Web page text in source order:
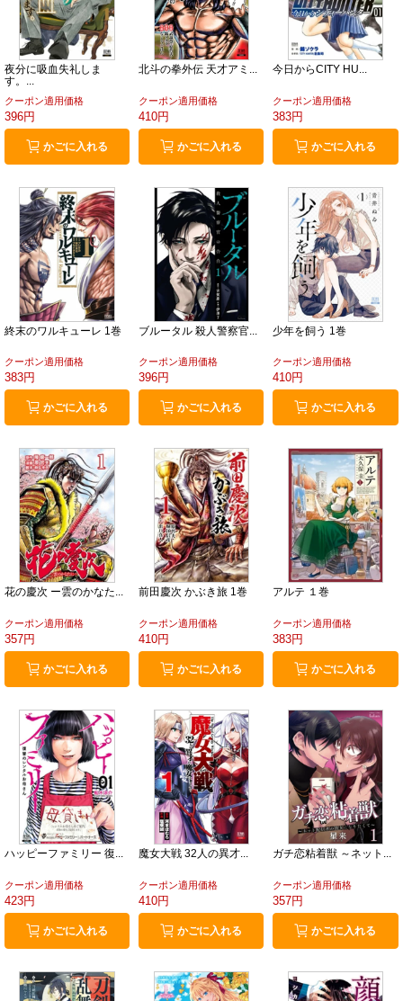
夜分に吸血失礼しま
す。...
クーポン適用価格
396円
かごに入れる
北斗の拳外伝 天才アミ...
クーポン適用価格
410円
かごに入れる
今日からCITY HU...
クーポン適用価格
383円
かごに入れる
終末のワルキューレ 1巻
クーポン適用価格
383円
かごに入れる
ブルータル 殺人警察官...
クーポン適用価格
396円
かごに入れる
少年を飼う 1巻
クーポン適用価格
410円
かごに入れる
花の慶次 ー雲のかなた...
クーポン適用価格
357円
かごに入れる
前田慶次 かぶき旅 1巻
クーポン適用価格
410円
かごに入れる
アルテ １巻
クーポン適用価格
383円
かごに入れる
ハッピーファミリー 復...
クーポン適用価格
423円
かごに入れる
魔女大戦 32人の異才...
クーポン適用価格
410円
かごに入れる
ガチ恋粘着獣 ～ネット...
クーポン適用価格
357円
かごに入れる